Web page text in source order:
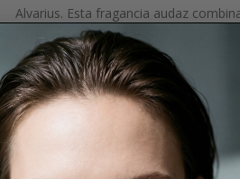
Alvarius. Esta fragancia audaz
intenso del tabaco hipnótico y
siente tanto trascendente como
ricas notas de cuero y resinas
el aire.
SIMONE ANDREOLI